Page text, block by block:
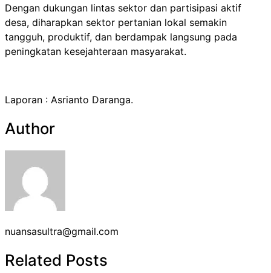
Dengan dukungan lintas sektor dan partisipasi aktif
desa, diharapkan sektor pertanian lokal semakin
tangguh, produktif, dan berdampak langsung pada
peningkatan kesejahteraan masyarakat.
Laporan : Asrianto Daranga.
Author
nuansasultra@gmail.com
Related Posts